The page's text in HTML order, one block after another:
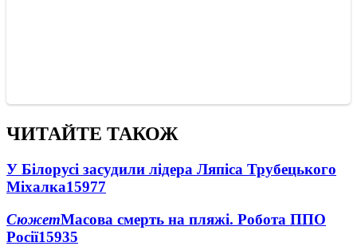
ЧИТАЙТЕ ТАКОЖ
У Білорусі засудили лідера Ляпіса Трубецького
Міхалка15977
СюжетМасова смерть на пляжі. Робота ППО
Росії15935